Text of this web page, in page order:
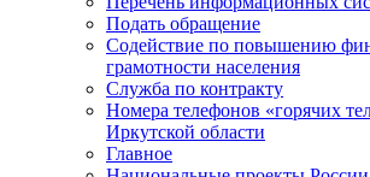
Подать обращение
Содействие по повышению
грамотности населения
Служба по контракту
Номера телефонов «горячих
Иркутской области
Главное